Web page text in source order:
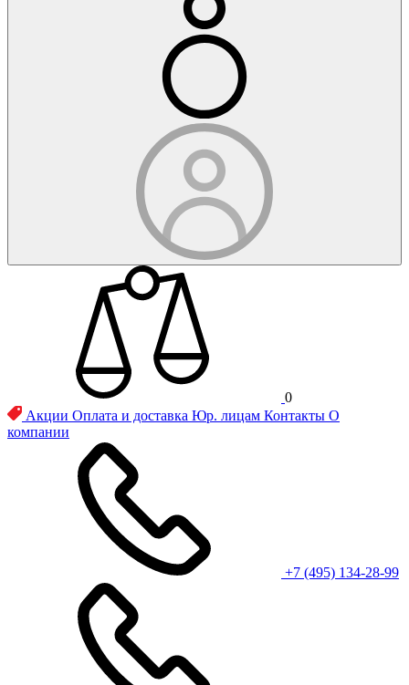
0
Акции Оплата и доставка Юр. лицам Контакты О
компании
+7 (495) 134-28-99